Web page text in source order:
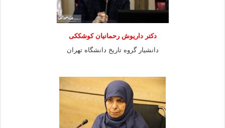
دکتر داریوش رحمانیان کوشککی
دانشیار گروه تاریخ دانشگاه تهران